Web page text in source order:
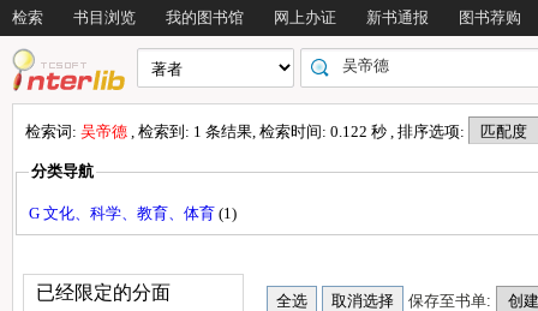
检索 书目浏览 我的图书馆 网上办证 新书通报 图书荐购
检索词: 吴帝德 , 检索到: 1 条结果, 检索时间: 0.122 秒 , 排序选项:
分类导航
G 文化、科学、教育、体育 (1)
已经限定的分面 保存至书单: